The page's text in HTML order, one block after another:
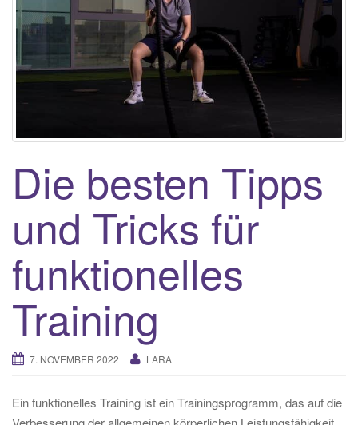
Die besten Tipps
und Tricks für
funktionelles
Training
7. NOVEMBER 2022 LARA
Ein funktionelles Training ist ein Trainingsprogramm, das auf die